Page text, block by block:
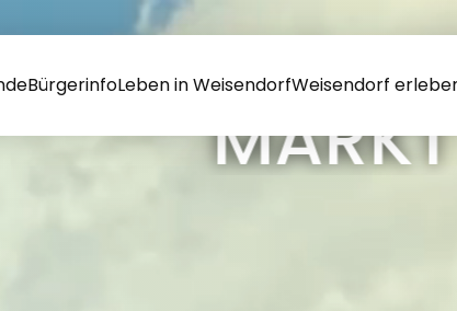
BürgerinfoLeben in WeisendorfWeisendorf